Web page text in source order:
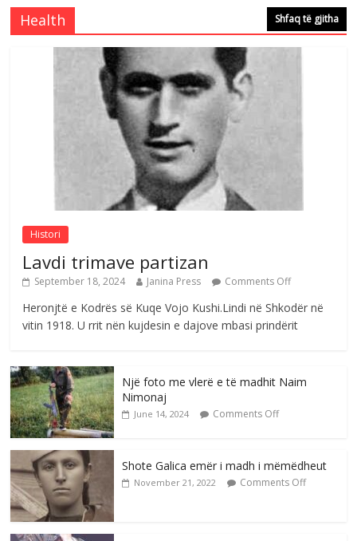
Comments Off
Çlirimtari Mentor Mushkolaj nderohet
me mirenjohje nga Xhevdet Qeriqi Dega
e invalidëve në Fushë Kosovë
August 4, 2026 Comments Off
Sulm , pse të dua ty
August 8, 2026 Comments Off
Health Shfaq të gjitha
Histori
Lavdi trimave partizan
September 18, 2024 Janina Press Comments Off
Heronjtë e Kodrës së Kuqe Vojo Kushi.Lindi në Shkodër në
vitin 1918. U rrit nën kujdesin e dajove mbasi prindërit
Një foto me vlerë e të madhit Naim
Nimonaj
June 14, 2024 Comments Off
Shote Galica emër i madh i mëmëdheut
November 21, 2022 Comments Off